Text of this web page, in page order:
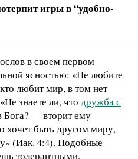
игры в “удобно-
в своем первом
ясностью: «Не любите
любит мир, в том нет
знаете ли, что дружба с
Бога? — вторит ему
хочет быть другом миру,
(Иак. 4:4). Подобные
толерантными.